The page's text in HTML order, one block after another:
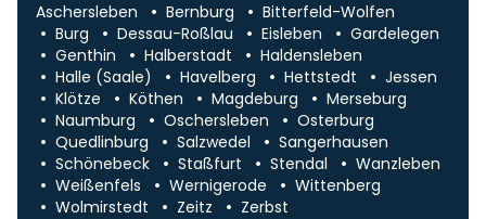
Aschersleben Bernburg
Bitterfeld-Wolfen
Burg
Dessau-Roßlau Eisleben
Gardelegen
Genthin
Halberstadt
Haldensleben
Halle (Saale)
Havelberg Hettstedt
Jessen
Klötze
Köthen Magdeburg
Merseburg
Naumburg
Oschersleben
Osterburg
Quedlinburg
Salzwedel
Sangerhausen
Schönebeck
Staßfurt Stendal
Wanzleben
Weißenfels
Wernigerode
Wittenberg
Wolmirstedt
Zeitz Zerbst